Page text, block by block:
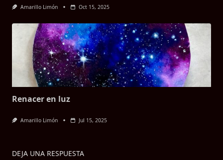
Amarillo Limón Oct 15, 2025
Renacer en luz
Amarillo Limón Jul 15, 2025
DEJA UNA RESPUESTA